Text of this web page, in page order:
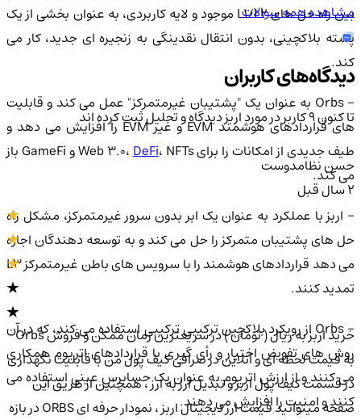
بین راه حل های L1/L2 موجود و لایه کاربردی، به عنوان بخشی از یک
پشته بلاکچینی، بدون انتقال نقدینگی به زنجیره ای جدید، کار می
کند.
- Orbs به عنوان یک "پشتیبان غیرمتمرکز" عمل می کند و قابلیت
های قراردادهای هوشمند EVM و غیر EVM را افزایش می دهد و
طیف جدیدی از امکانات را برای Web 3.0،
DeFi
، NFTs و GameFi باز
می کند.
- اربز با عملکرد به عنوان یک ابر بدون سرور غیرمتمرکز، مشکل راه
حل های پشتیبان متمرکز را حل می کند و به توسعه دهندگان اجازه
می دهد قراردادهای هوشمند را با سرویس های باطن غیرمتمرکز L3
تمدید کنند.
- Orbs از رویکرد بلاکچین ترکیبی ترکیبی استفاده می کند، که در آن
روش های تفویض اختیار و رأی گیری با قراردادهای اتریوم همکاری
می کنند و از ارزش اتریوم به عنوان یک حسابرس عینی استفاده می
کنند و امنیت را افزایش می دهند.
مشاهده همه سوالات
دیدگاه‌های کاربران
تا کنون 9 کاربر در مورد اربزدیدگاه و تحلیل ثبت کرده اند
حسن نظامدوست
خرید اربز به ریال ( تومان ) در سریعترین زمان ممکن و فروش Orbs
به قیمت لحظه ای و آنلاین در صرافی کیف پول من با قابلیت نگهداری
در قسمت کیف پول اربز و تبدیل ارز به ارز ، همچنین از طریق این
صفحه میتوانید قیمت ارز دیجیتال اربز ، نمودار حرفه ای ORBS در بازه